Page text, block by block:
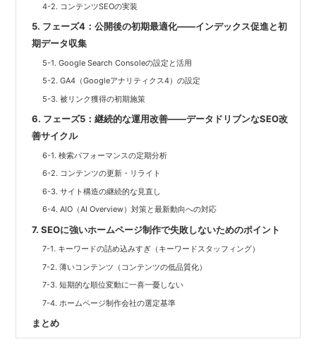
4-2. コンテンツSEOの実装
5. フェーズ4：公開後の初期最適化——インデックス促進と初
期データ収集
5-1. Google Search Consoleの設定と活用
5-2. GA4（Googleアナリティクス4）の設定
5-3. 被リンク獲得の初期施策
6. フェーズ5：継続的な運用改善——データドリブンなSEO改
善サイクル
6-1. 検索パフォーマンスの定期分析
6-2. コンテンツの更新・リライト
6-3. サイト構造の継続的な見直し
6-4. AIO（AI Overview）対策と最新動向への対応
7. SEOに強いホームページ制作で失敗しないためのポイント
7-1. キーワードの詰め込みすぎ（キーワードスタッフィング）
7-2. 薄いコンテンツ（コンテンツの低品質化）
7-3. 短期的な順位変動に一喜一憂しない
7-4. ホームページ制作会社の選定基準
まとめ